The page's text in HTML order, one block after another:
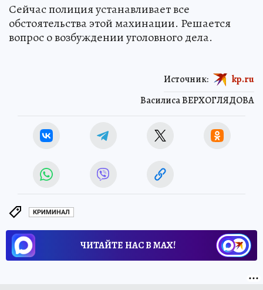
Сейчас полиция устанавливает все
обстоятельства этой махинации. Решается
вопрос о возбуждении уголовного дела.
Василиса ВЕРХОГЛЯДОВА
Источник: kp.ru
КРИМИНАЛ
ЧИТАЙТЕ НАС В МАХ!